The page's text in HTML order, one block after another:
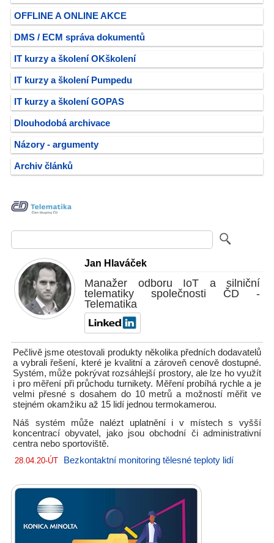
OFFLINE A ONLINE AKCE
DMS / ECM správa dokumentů
IT kurzy a školení OKškolení
IT kurzy a školení Pumpedu
IT kurzy a školení GOPAS
Dlouhodobá archivace
Názory - argumenty
Archiv článků
Jan Hlaváček
Manažer odboru IoT a silniční
telematiky společnosti ČD -
Telematika
Pečlivě jsme otestovali produkty několika předních dodavatelů
a vybrali řešení, které je kvalitní a zároveň cenově dostupné.
Systém, může pokrývat rozsáhlejší prostory, ale lze ho využít
i pro měření při průchodu turnikety. Měření probíhá rychle a je
velmi přesné s dosahem do 10 metrů a možností měřit ve
stejném okamžiku až 15 lidí jednou termokamerou.
Náš systém může nalézt uplatnění i v místech s vyšší
koncentrací obyvatel, jako jsou obchodní či administrativní
centra nebo sportoviště.
28.04.20-ÚT Bezkontaktní monitoring tělesné teploty lidí